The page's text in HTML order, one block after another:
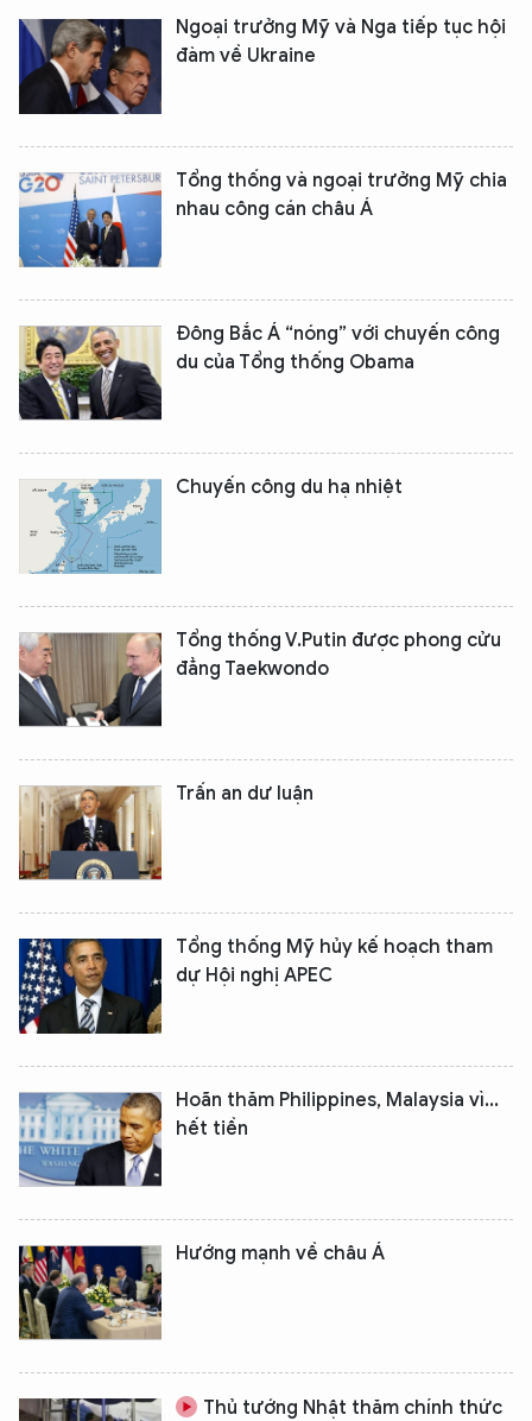
Ngoại trưởng Mỹ và Nga tiếp tục hội
đàm về Ukraine
Tổng thống và ngoại trưởng Mỹ chia
nhau công cán châu Á
Đông Bắc Á “nóng” với chuyến công
du của Tổng thống Obama
Chuyến công du hạ nhiệt
Tổng thống V.Putin được phong cửu
đẳng Taekwondo
Trấn an dư luận
Tổng thống Mỹ hủy kế hoạch tham
dự Hội nghị APEC
Hoãn thăm Philippines, Malaysia vì...
hết tiền
Hướng mạnh về châu Á
Thủ tướng Nhật thăm chính thức
XIN CHÀO,
TÔI LÀ CHATBOT CỦA
Hãy hỏi tôi bất kỳ điều gì bạn cần biết về
An Ninh Thủ Đô nhé. Tôi sẵn sàng hỗ trợ!